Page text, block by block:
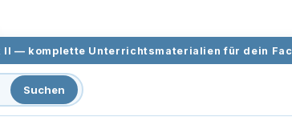
Forward
II — komplette Unterrichtsmaterialien für dein
Suchen